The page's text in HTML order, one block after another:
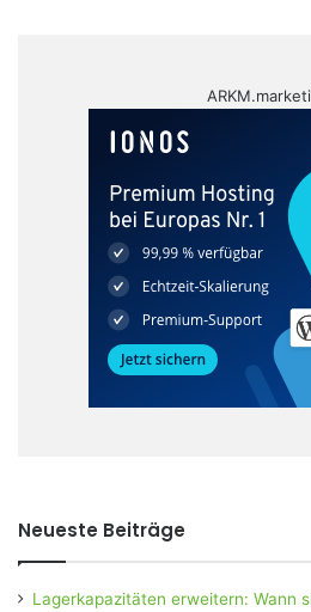
Neueste Beiträge
Lagerkapazitäten erweitern: Wann